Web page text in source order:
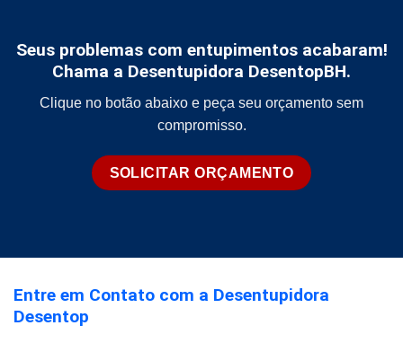
Seus problemas com entupimentos acabaram!
Chama a Desentupidora DesentopBH.
Clique no botão abaixo e peça seu orçamento sem
compromisso.
SOLICITAR ORÇAMENTO
Entre em Contato com a Desentupidora
Desentop